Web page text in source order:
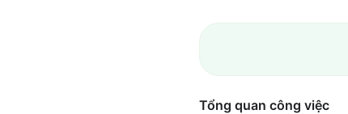
Tổng quan công việc